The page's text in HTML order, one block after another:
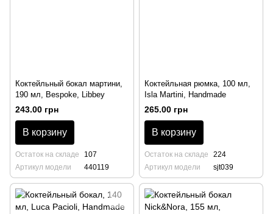
Коктейльный бокал мартини,
190 мл, Bespoke, Libbey
243.00 грн
В корзину
Остаток на складе
107
Артикул модели
440119
Коктейльная рюмка, 100 мл,
Isla Martini, Handmade
265.00 грн
В корзину
Остаток на складе
224
Артикул модели
sjt039